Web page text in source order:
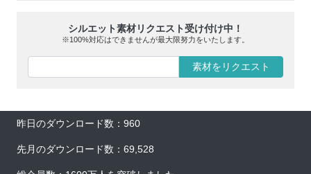
シルエット素材リクエスト受け付け中！
※100%対応はできませんが最大限努力をいたします。
素材をリクエスト
昨日のダウンロード数：960
先月のダウンロード数：69,528